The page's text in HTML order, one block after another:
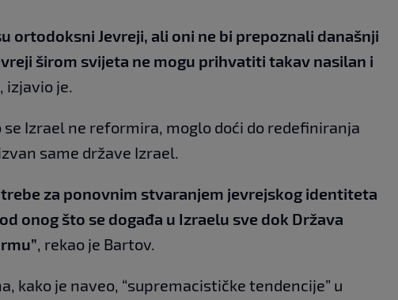
ortodoksni Jevreji, ali oni ne bi prepoznali današnji
širom svijeta ne mogu prihvatiti takav nasilan i
, izjavio je.
se Izrael ne reformira, moglo doći do redefiniranja
same države Izrael.
za ponovnim stvaranjem jevrejskog identiteta
onog što se događa u Izraelu sve dok Država
, rekao je Bartov.
kako je naveo, “supremacističke tendencije” u